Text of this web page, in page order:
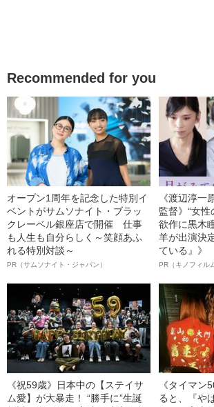
Recommended for you
オープン1周年を記念した特別イ
ベントがサムソナイト・ブラッ
クレーベル銀座店で開催 仕事
も人生も自分らしく～笑顔あふ
れる特別対談～
PR（サムソナイト・ジャパン）
《渡辺淳一
監督》“女
欲作に黒木
羊が出演決
ている』》
PR（キノフィル
《祝59歳》日本中の【ステイサ
ム愛】が大暴走！ “勝手に”生誕
《タイマン
ると、『や